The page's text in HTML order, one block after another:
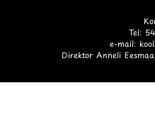
Tel:
e-mail:
Direktor Anneli Eesmaa